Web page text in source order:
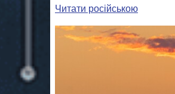
Читати російською